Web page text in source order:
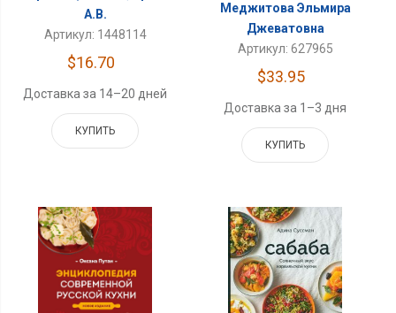
А.В.
Артикул: 1448114
$16.70
Доставка за 14–20 дней
КУПИТЬ
Меджитова Эльмира
Джеватовна
Артикул: 627965
$33.95
Доставка за 1–3 дня
КУПИТЬ